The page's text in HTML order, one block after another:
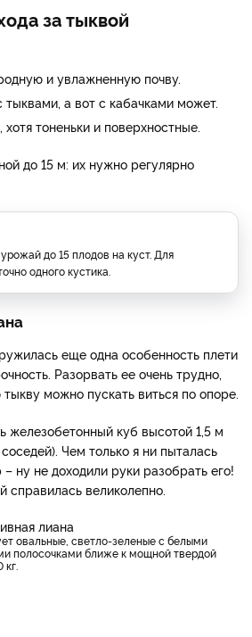
за тыквой
и увлажненную почву.
тыквами, а вот с кабачками может.
тоненьки и поверхностные.
до 15 м: их нужно регулярно
до 15 плодов на куст. Для
одного кустика.
еще одна особенность плети
Разорвать ее очень трудно,
можно пускать виться по опоре.
железобетонный куб высотой 1,5 м
Чем только я ни пыталась
ну не доходили руки разобрать его!
справилась великолепно.
полосочками ближе к мощной твердой